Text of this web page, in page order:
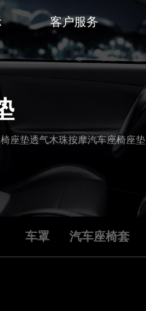
客户服务
座垫透气木珠按摩汽车座椅座垫
车罩 汽车座椅套